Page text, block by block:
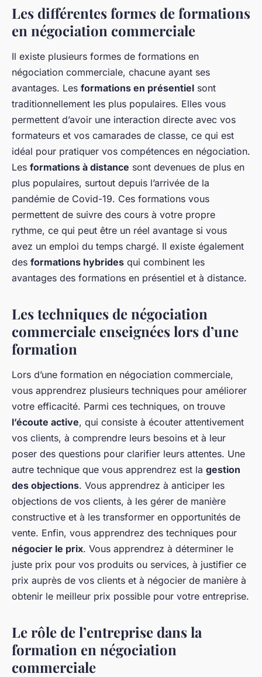
Les différentes formes de formations
en négociation commerciale
Il existe plusieurs formes de formations en
négociation commerciale, chacune ayant ses
avantages. Les formations en présentiel sont
traditionnellement les plus populaires. Elles vous
permettent d’avoir une interaction directe avec vos
formateurs et vos camarades de classe, ce qui est
idéal pour pratiquer vos compétences en négociation.
Les formations à distance sont devenues de plus en
plus populaires, surtout depuis l’arrivée de la
pandémie de Covid-19. Ces formations vous
permettent de suivre des cours à votre propre
rythme, ce qui peut être un réel avantage si vous
avez un emploi du temps chargé. Il existe également
des formations hybrides qui combinent les
avantages des formations en présentiel et à distance.
Les techniques de négociation
commerciale enseignées lors d’une
formation
Lors d’une formation en négociation commerciale,
vous apprendrez plusieurs techniques pour améliorer
votre efficacité. Parmi ces techniques, on trouve
l’écoute active, qui consiste à écouter attentivement
vos clients, à comprendre leurs besoins et à leur
poser des questions pour clarifier leurs attentes. Une
autre technique que vous apprendrez est la gestion
des objections. Vous apprendrez à anticiper les
objections de vos clients, à les gérer de manière
constructive et à les transformer en opportunités de
vente. Enfin, vous apprendrez des techniques pour
négocier le prix. Vous apprendrez à déterminer le
juste prix pour vos produits ou services, à justifier ce
prix auprès de vos clients et à négocier de manière à
obtenir le meilleur prix possible pour votre entreprise.
Le rôle de l’entreprise dans la
formation en négociation
commerciale